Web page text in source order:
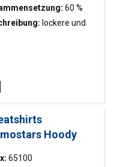
60 %
40 % Polyester
lockere und
Saum;
Hoody
65100